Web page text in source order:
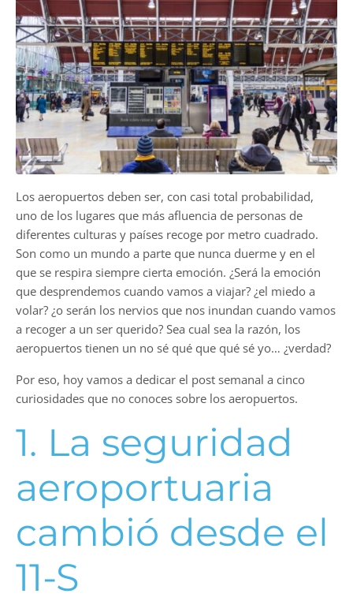
Los aeropuertos deben ser, con casi total probabilidad,
uno de los lugares que más afluencia de personas de
diferentes culturas y países recoge por metro cuadrado.
Son como un mundo a parte que nunca duerme y en el
que se respira siempre cierta emoción. ¿Será la emoción
que desprendemos cuando vamos a viajar? ¿el miedo a
volar? ¿o serán los nervios que nos inundan cuando vamos
a recoger a un ser querido? Sea cual sea la razón, los
aeropuertos tienen un no sé qué que qué sé yo… ¿verdad?
Por eso, hoy vamos a dedicar el post semanal a cinco
curiosidades que no conoces sobre los aeropuertos.
1. La seguridad
aeroportuaria
cambió desde el
11-S